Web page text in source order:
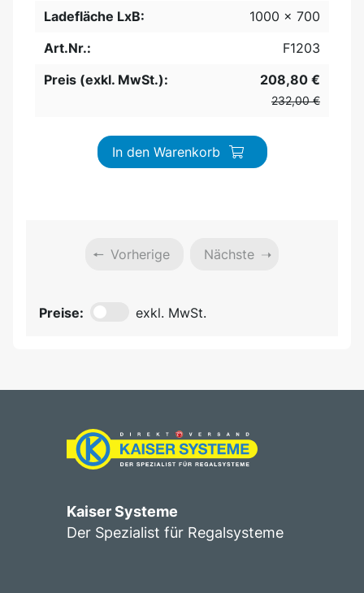
Ladefläche LxB:
1000 x 700
Art.Nr.:
F1203
Preis (exkl. MwSt.):
208,80 €
232,00 €
In den Warenkorb
Vorherige Nächste
Preise: exkl. MwSt.
Kaiser Systeme
Der Spezialist für Regalsysteme